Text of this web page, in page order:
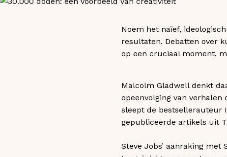
Noem het naïef,
resultaten. Debatten over
op een cruciaal moment,
Malcolm Gladwell denkt
opeenvolging van
sleept de bestsellerauteur
gepubliceerde artikels uit
Steve Jobs’ aanraking